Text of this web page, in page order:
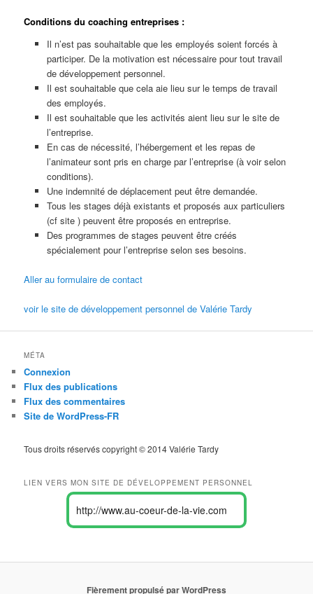
Conditions du coaching entreprises :
Il n’est pas souhaitable que les employés soient forcés à
participer. De la motivation est nécessaire pour tout travail
de développement personnel.
Il est souhaitable que cela aie lieu sur le temps de travail
des employés.
Il est souhaitable que les activités aient lieu sur le site de
l’entreprise.
En cas de nécessité, l’hébergement et les repas de
l’animateur sont pris en charge par l’entreprise (à voir selon
conditions).
Une indemnité de déplacement peut être demandée.
Tous les stages déjà existants et proposés aux particuliers
(cf site ) peuvent être proposés en entreprise.
Des programmes de stages peuvent être créés
spécialement pour l’entreprise selon ses besoins.
Aller au formulaire de contact
voir le site de développement personnel de Valérie Tardy
MÉTA
Connexion
Flux des publications
Flux des commentaires
Site de WordPress-FR
Tous droits réservés copyright © 2014 Valérie Tardy
LIEN VERS MON SITE DE DÉVELOPPEMENT PERSONNEL
http://www.au-coeur-de-la-vie.com
Fièrement propulsé par WordPress